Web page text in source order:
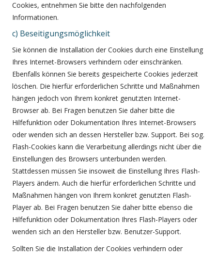
Cookies, entnehmen Sie bitte den nachfolgenden
Informationen.
c) Beseitigungsmöglichkeit
Sie können die Installation der Cookies durch eine Einstellung
Ihres Internet-Browsers verhindern oder einschränken.
Ebenfalls können Sie bereits gespeicherte Cookies jederzeit
löschen. Die hierfür erforderlichen Schritte und Maßnahmen
hängen jedoch von Ihrem konkret genutzten Internet-
Browser ab. Bei Fragen benutzen Sie daher bitte die
Hilfefunktion oder Dokumentation Ihres Internet-Browsers
oder wenden sich an dessen Hersteller bzw. Support. Bei sog.
Flash-Cookies kann die Verarbeitung allerdings nicht über die
Einstellungen des Browsers unterbunden werden.
Stattdessen müssen Sie insoweit die Einstellung Ihres Flash-
Players ändern. Auch die hierfür erforderlichen Schritte und
Maßnahmen hängen von Ihrem konkret genutzten Flash-
Player ab. Bei Fragen benutzen Sie daher bitte ebenso die
Hilfefunktion oder Dokumentation Ihres Flash-Players oder
wenden sich an den Hersteller bzw. Benutzer-Support.
Sollten Sie die Installation der Cookies verhindern oder